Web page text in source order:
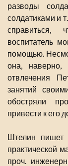
разводы
солдатиками и
справиться,
воспитатель
помощью.
она, наверно,
отвлечения
занятий
обостряли
привести к его
Штелин пишет
практической
проч.